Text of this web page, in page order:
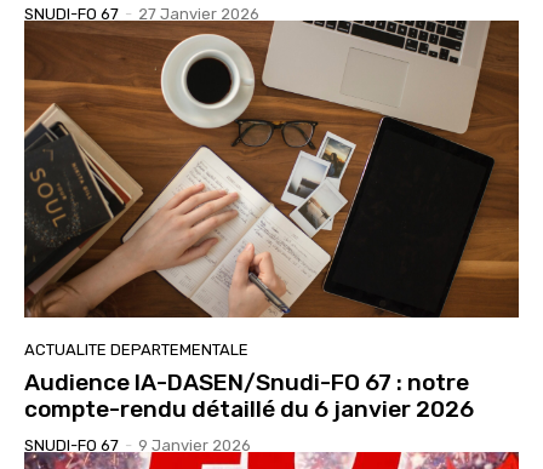
SNUDI-FO 67 - 27 Janvier 2026
ACTUALITE DEPARTEMENTALE
Audience IA-DASEN/Snudi-FO 67 : notre
compte-rendu détaillé du 6 janvier 2026
SNUDI-FO 67 - 9 Janvier 2026